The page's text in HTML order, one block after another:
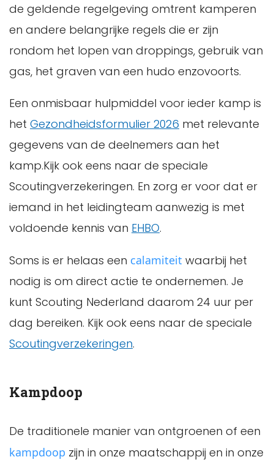
de geldende regelgeving omtrent kamperen
en andere belangrijke regels die er zijn
rondom het lopen van droppings, gebruik van
gas, het graven van een hudo enzovoorts.
Een onmisbaar hulpmiddel voor ieder kamp is
het Gezondheidsformulier 2026 met relevante
gegevens van de deelnemers aan het
kamp.Kijk ook eens naar de speciale
Scoutingverzekeringen. En zorg er voor dat er
iemand in het leidingteam aanwezig is met
voldoende kennis van EHBO.
Soms is er helaas een calamiteit waarbij het
nodig is om direct actie te ondernemen. Je
kunt Scouting Nederland daarom 24 uur per
dag bereiken. Kijk ook eens naar de speciale
Scoutingverzekeringen.
Kampdoop
De traditionele manier van ontgroenen of een
kampdoop zijn in onze maatschappij en in onze